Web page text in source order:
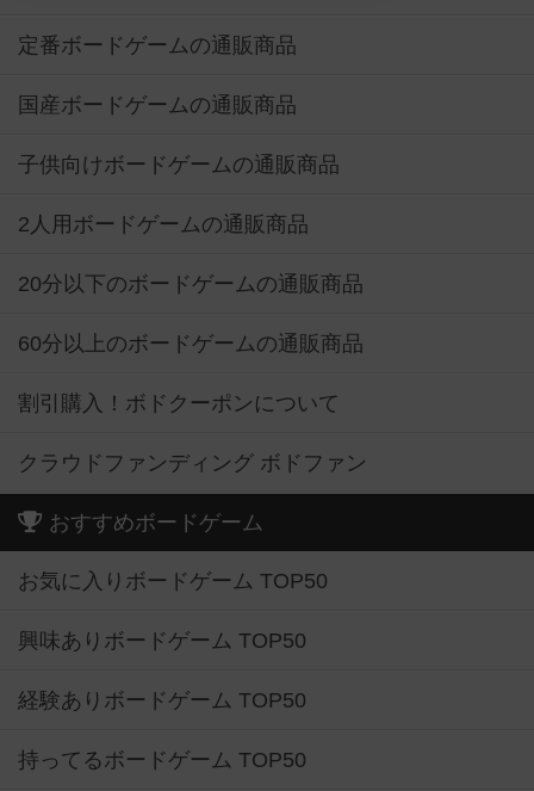
定番ボードゲームの通販商品
国産ボードゲームの通販商品
子供向けボードゲームの通販商品
2人用ボードゲームの通販商品
20分以下のボードゲームの通販商品
60分以上のボードゲームの通販商品
割引購入！ボドクーポンについて
クラウドファンディング ボドファン
おすすめボードゲーム
お気に入りボードゲーム TOP50
興味ありボードゲーム TOP50
経験ありボードゲーム TOP50
持ってるボードゲーム TOP50